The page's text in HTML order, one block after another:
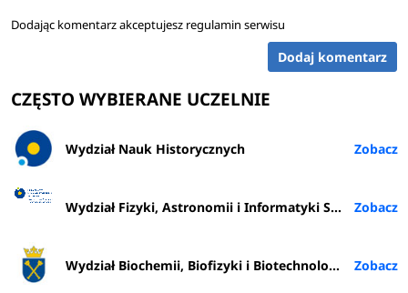
Dodając komentarz akceptujesz regulamin serwisu
Dodaj komentarz
CZĘSTO WYBIERANE UCZELNIE
Wydział Nauk Historycznych
Wydział Fizyki, Astronomii i Informatyki Stosowanej
Wydział Biochemii, Biofizyki i Biotechnologii UJ